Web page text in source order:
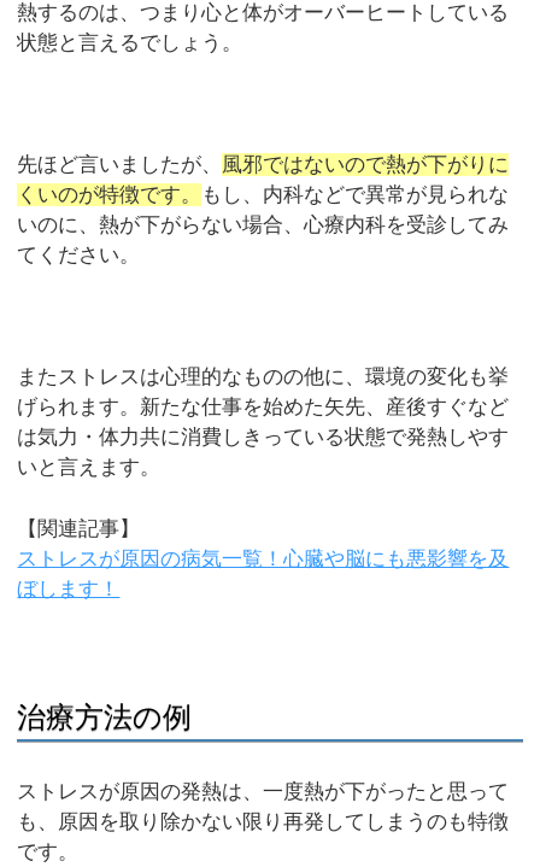
熱するのは、つまり心と体がオーバーヒートしている
状態と言えるでしょう。
先ほど言いましたが、 風邪ではないので熱が下がりに
くいのが特徴です。
もし、内科などで異常が見られな
いのに、熱が下がらない場合、心療内科を受診してみ
てください。
またストレスは心理的なものの他に、環境の変化も挙
げられます。新たな仕事を始めた矢先、産後すぐなど
は気力・体力共に消費しきっている状態で発熱しやす
いと言えます。
【関連記事】
ストレスが原因の病気一覧！心臓や脳にも悪影響を及
ぼします！
治療方法の例
ストレスが原因の発熱は、一度熱が下がったと思って
も、原因を取り除かない限り再発してしまうのも特徴
です。